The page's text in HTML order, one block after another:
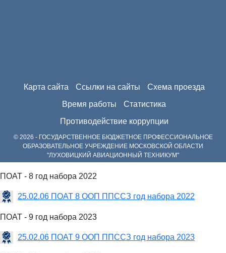
Карта сайта Ссылки на сайты
Схема проезда
Время работы
Статистика
Противодействие коррупции
© 2026 - ГОСУДАРСТВЕННОЕ БЮДЖЕТНОЕ ПРОФЕССИОНАЛЬНОЕ
ОБРАЗОВАТЕЛЬНОЕ УЧРЕЖДЕНИЕ МОСКОВСКОЙ ОБЛАСТИ
"ЛУХОВИЦКИЙ АВИАЦИОННЫЙ ТЕХНИКУМ"
ПОАТ - 8 год набора 2022
25.02.06 ПОАТ 8 ООП ППССЗ год набора 2022
ПОАТ - 9 год набора 2023
25.02.06 ПОАТ 9 ООП ППССЗ год набора 2023